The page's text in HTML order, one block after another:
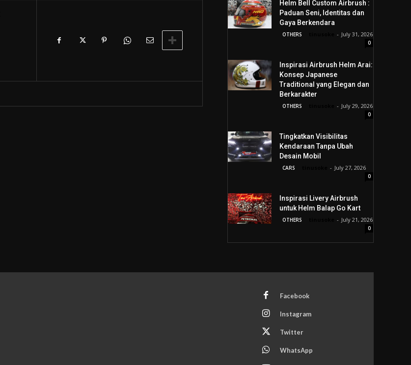
Helm Bell Custom Airbrush :
Paduan Seni, Identitas dan
Gaya Berkendara
OTHERS - July 31, 2026
0
Inspirasi Airbrush Helm Arai:
Konsep Japanese
Traditional yang Elegan dan
Berkarakter
OTHERS - July 29, 2026
0
Tingkatkan Visibilitas
Kendaraan Tanpa Ubah
Desain Mobil
CARS - July 27, 2026
0
Inspirasi Livery Airbrush
untuk Helm Balap Go Kart
OTHERS - July 21, 2026
0
Facebook
Instagram
Twitter
WhatsApp